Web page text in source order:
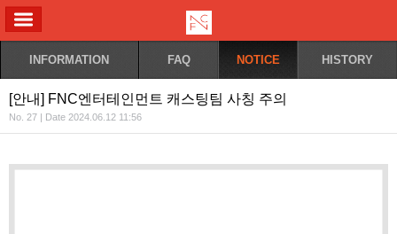
INFORMATION FAQ NOTICE HISTORY
[안내] FNC엔터테인먼트 캐스팅팀 사칭 주의
No. 27 | Date 2024.06.12 11:56